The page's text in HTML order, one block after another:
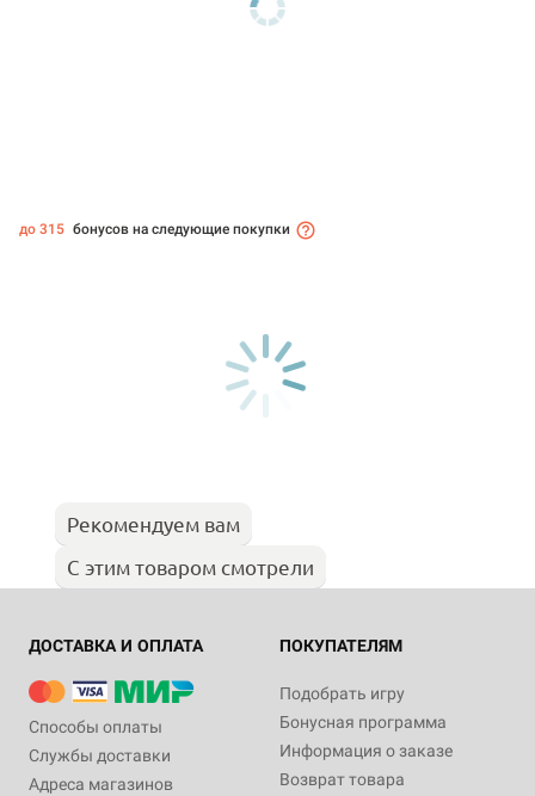
до 315 бонусов на следующие покупки
Рекомендуем вам
С этим товаром смотрели
ДОСТАВКА И ОПЛАТА
Способы оплаты
Службы доставки
Адреса магазинов
ПОКУПАТЕЛЯМ
Подобрать игру
Бонусная программа
Информация о заказе
Возврат товара